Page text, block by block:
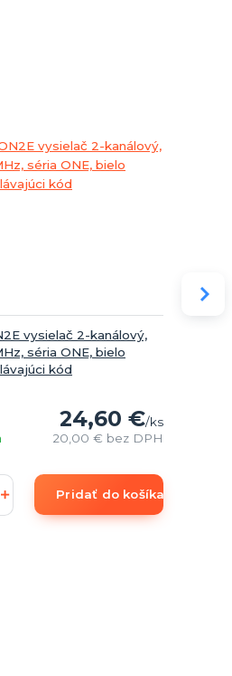
vysielač 2-kanálový,
séria ONE, bielo
kód
24,60 €/ks
20,00 € bez DPH
Pridať do košíka